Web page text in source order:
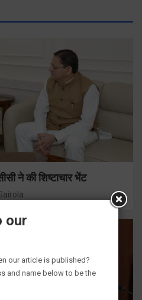
ने की शिष्टाचार भेंट
our
our article is published?
and name below to be the